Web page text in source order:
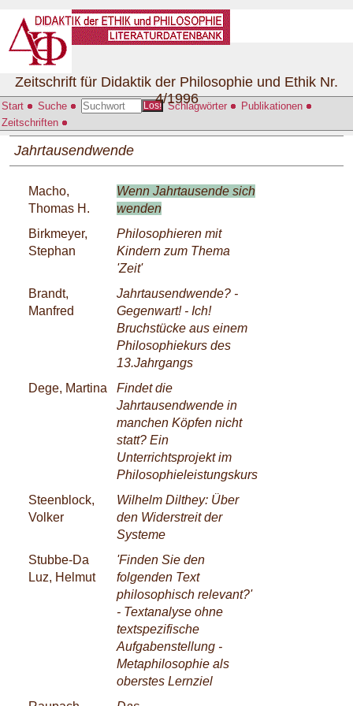
Start Suche Los! Schlagwörter
Publikationen
Zeitschriften
Zeitschrift für Didaktik der Philosophie und Ethik Nr.
4/1996
Jahrtausendwende
Macho,
Thomas H.
Wenn Jahrtausende sich
wenden
Birkmeyer,
Stephan
Philosophieren mit
Kindern zum Thema
'Zeit'
Brandt,
Manfred
Jahrtausendwende? -
Gegenwart! - Ich!
Bruchstücke aus einem
Philosophiekurs des
13.Jahrgangs
Dege, Martina
Findet die
Jahrtausendwende in
manchen Köpfen nicht
statt? Ein
Unterrichtsprojekt im
Philosophieleistungskurs
Steenblock,
Volker
Wilhelm Dilthey: Über
den Widerstreit der
Systeme
Stubbe-Da
Luz, Helmut
'Finden Sie den
folgenden Text
philosophisch relevant?'
- Textanalyse ohne
textspezifische
Aufgabenstellung -
Metaphilosophie als
oberstes Lernziel